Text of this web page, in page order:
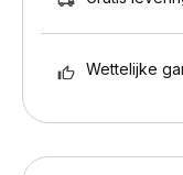
Wettelijke